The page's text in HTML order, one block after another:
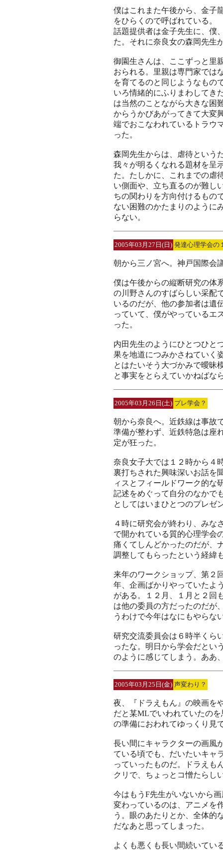
僕はこれまた午後から、金子
をひらくので呼ばれている。
話題提供者は金子先生に、僕
た。それに奈良女の森岡先生
御園生さんは、ここずっと里
おられる。里親は専門家では
を育てるのと同じようなもの
いろ情緒的にふりまわしてき
は当然のことながら大きな困
からうかびあがってきて大変
端でおこなわれているトラウ
った。
森岡先生からは、虐待という
我々が明るくなれる題材を呈
た。たしかに、これまでの虐
い側面や、立ち直るのが難し
ちの関わりを方向付けるもの
ない困難のかたまりのように
らない。
2005年03月27日(日) 発達心理学会の
朝から三ノ宮へ。神戸国際会
僕は午後からの縦断研究の体
の川野さんのすばらしい采配
いるのだが、他の参加者は遺
っていて、僕がやっているエ
った。
内田先生のようにひとつひと
果を地道につみかさねていく
とはたいそう大づかみで曖昧
と事実をとらえていかねばな
2005年03月26日(土) プレ学会？
朝から奈良へ。近鉄線は事故
準備が整わず、近鉄特急は座
定が狂った。
奈良女子大では１２時から４
裏打ちされた興味深いお話を
ィスとフィールドワーク的な
記述をめぐって自分のなかで
としてはいまひとつのプレゼ
４時に研究会が終わり、みな
で開かれている質的心理学会
痛くてしんどかったのだが、
調整してもらったという経緯
来年のワークショップ、第２
年、企画ばかりやっていたよ
がある。１２月、１月と２回
は他の委員の方だったのだが
うわけで今年はなにもやらな
研究交流委員会は６時半くら
ったな。明日から学会だとい
のように感じてしまう。ああ
2005年03月25日(金) 声変わり？
夜、『ドラえもん』の映画を
だと某MLでいわれていたの
の準備におわれてゆっくり見
長い間にキャラクターの画風
ている頃でも、だいたいキャ
っていったものだ。ドラえも
クリで、ちょっとコ憎たらし
今はもうF先生がいないから
変わっているのは、アニメを
う。眼のあたりとか、全体的
だなあと思ってしまった。
よくも悪くも長い間続いてい